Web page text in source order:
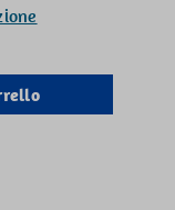
inserisci la